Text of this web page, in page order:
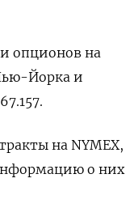
опционов на
Йорка и
на NYMEX,
о них